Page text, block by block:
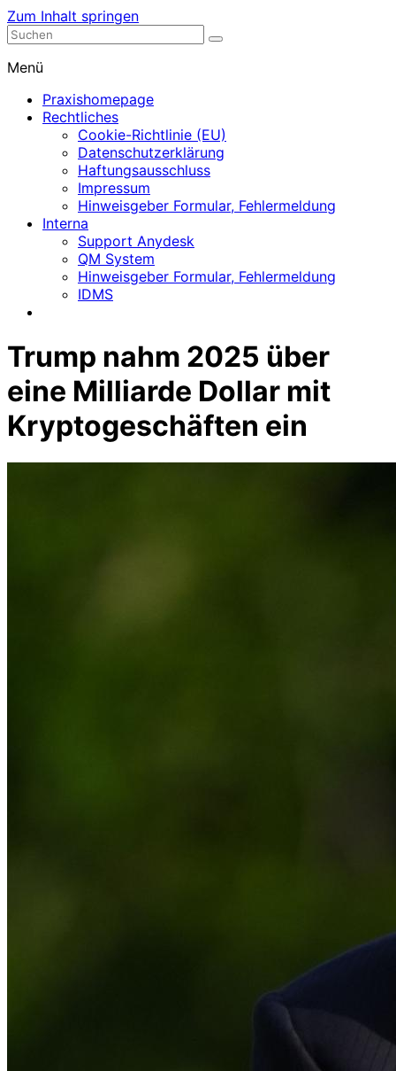
Zum Inhalt springen
Nephrologische Praxis mit Dialyse
Menü
Praxishomepage
Rechtliches
Cookie-Richtlinie (EU)
Datenschutzerklärung
Haftungsausschluss
Impressum
Hinweisgeber Formular, Fehlermeldung
Interna
Support Anydesk
QM System
Hinweisgeber Formular, Fehlermeldung
IDMS
Trump nahm 2025 über
eine Milliarde Dollar mit
Kryptogeschäften ein